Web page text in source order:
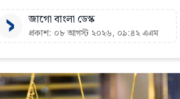
জাগো বাংলা ডেস্ক
প্রকাশ: ০৮ আগস্ট ২০২৬, ০৯:৪২ এএম